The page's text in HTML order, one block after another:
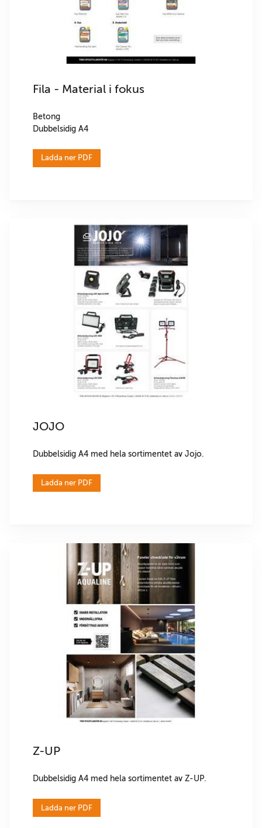
Fila - Material i fokus
Betong
Dubbelsidig A4
Ladda ner PDF
JOJO
Dubbelsidig A4 med hela sortimentet av Jojo.
Ladda ner PDF
Z-UP
Dubbelsidig A4 med hela sortimentet av Z-UP.
Ladda ner PDF